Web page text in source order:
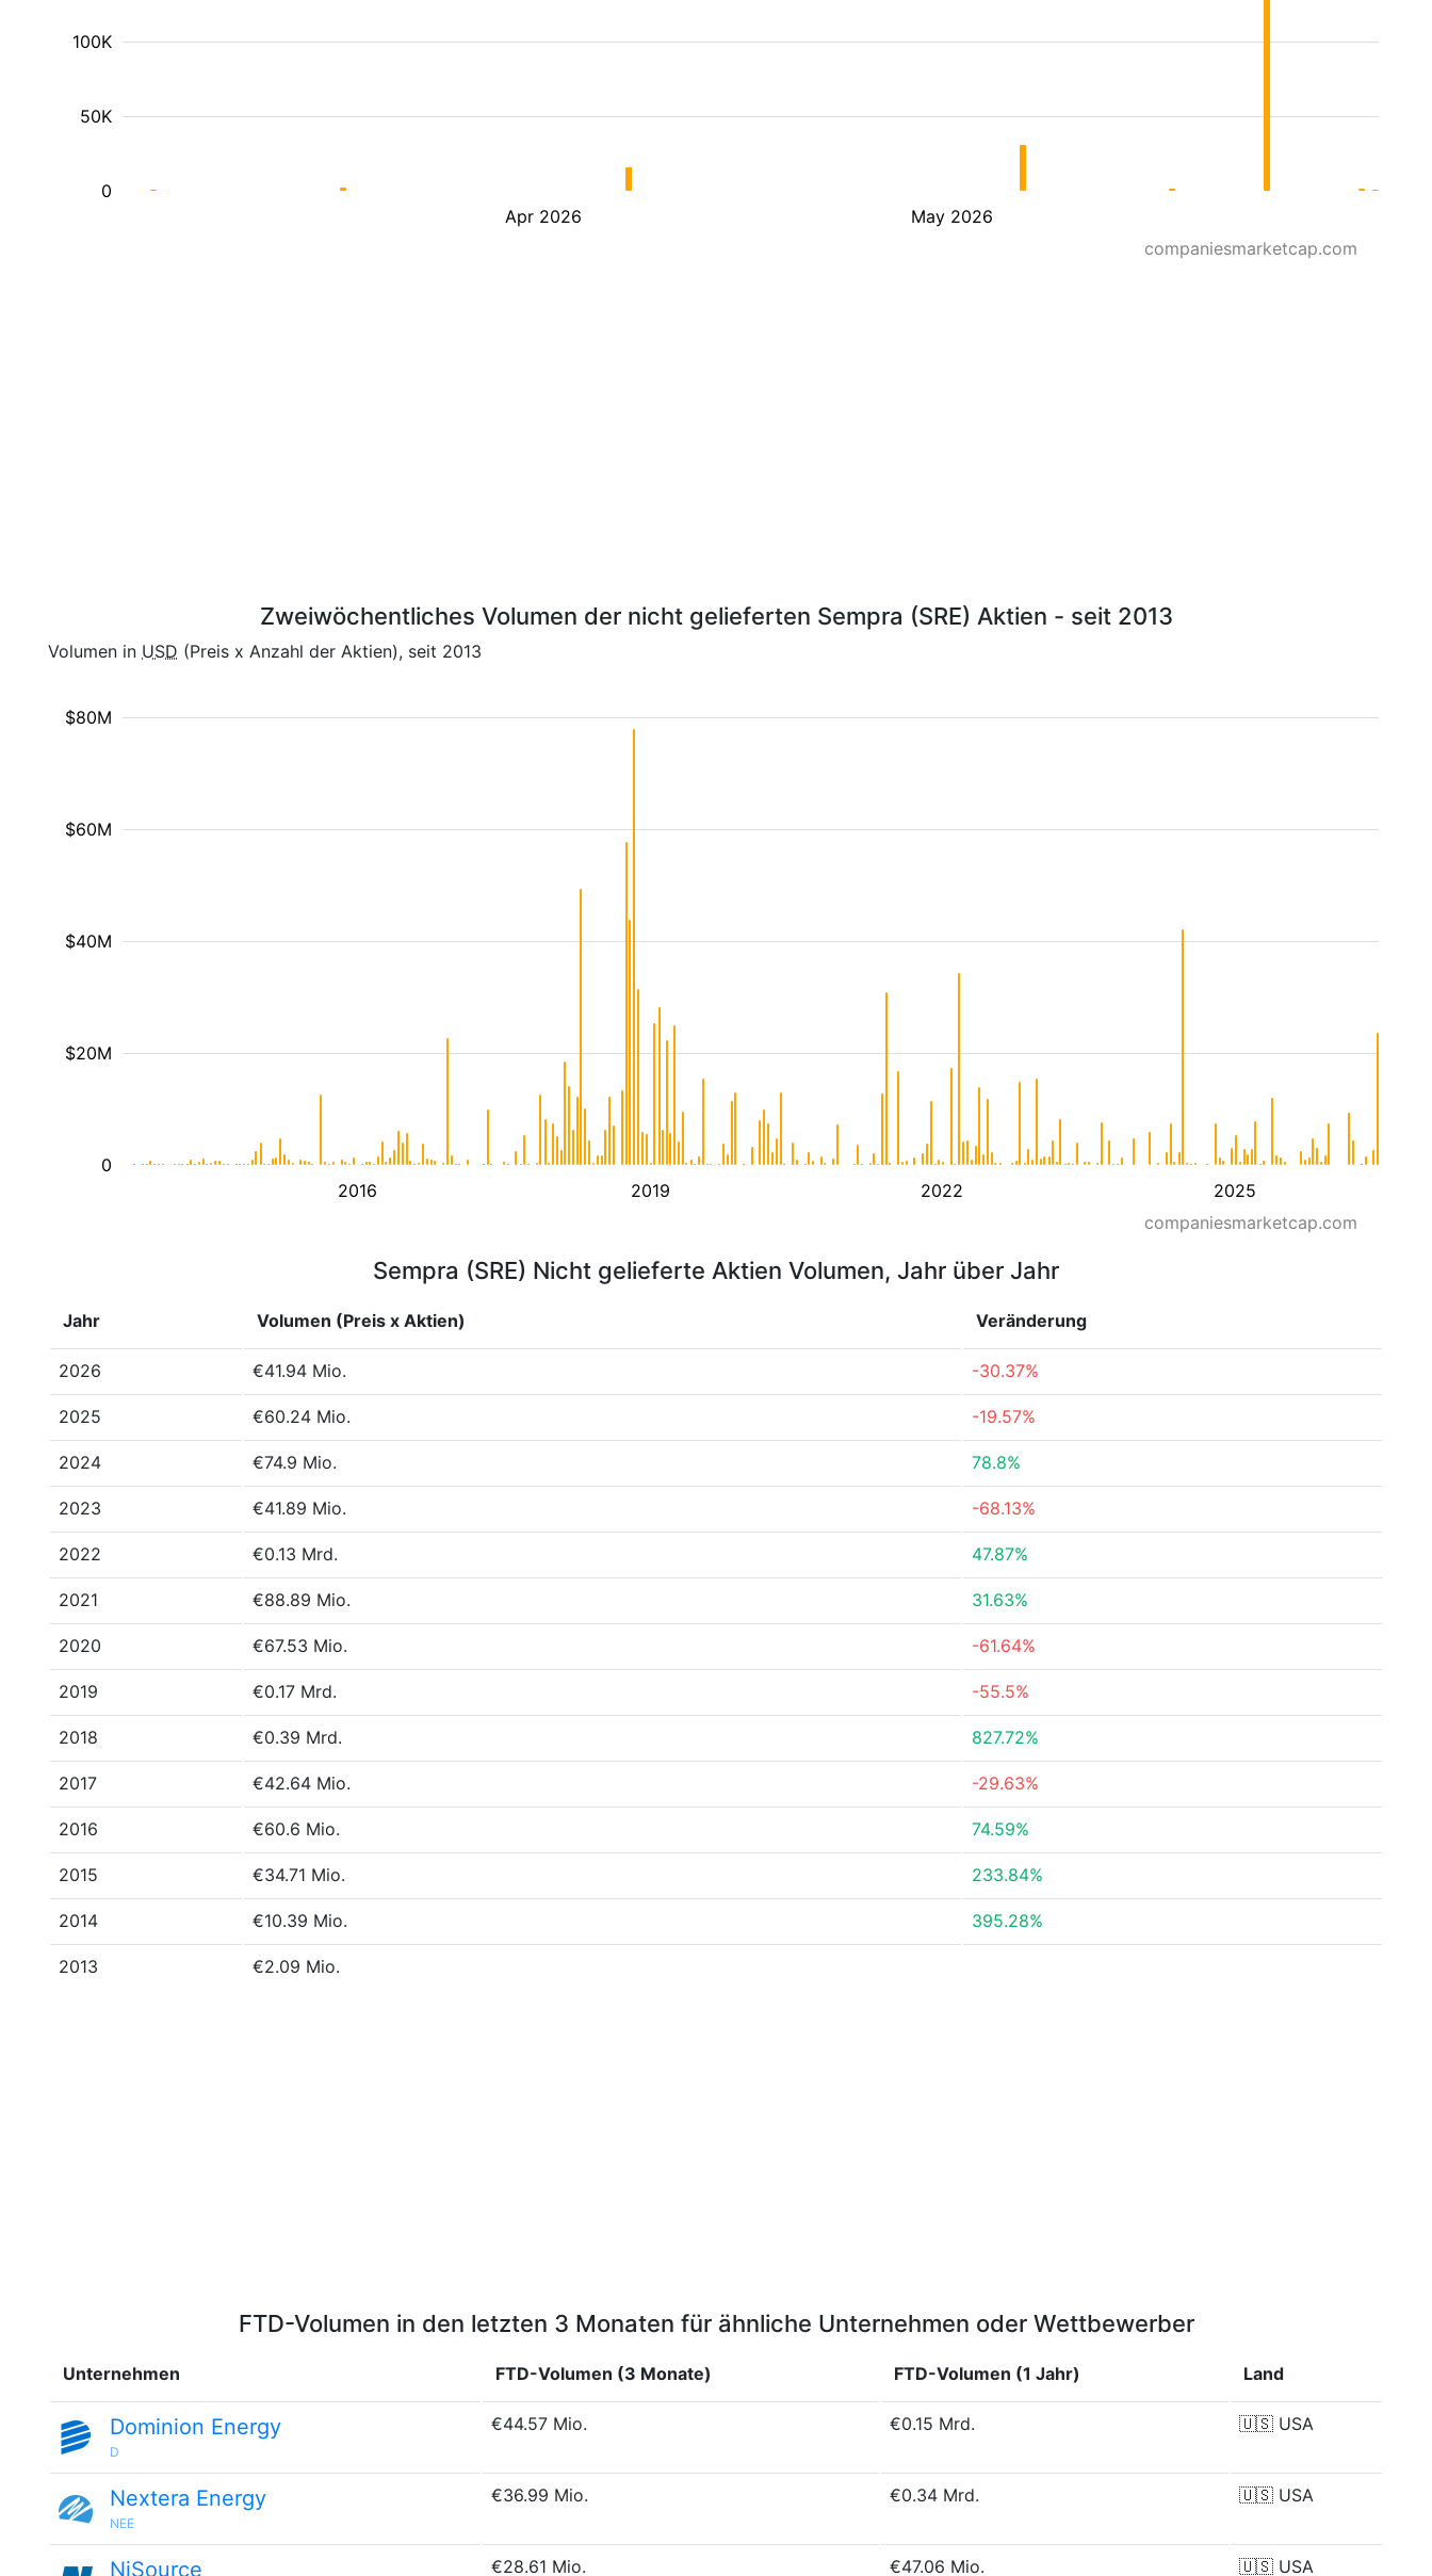
Apr 2026 May 2026
50K
100K
0
companiesmarketcap.com
Zweiwöchentliches Volumen der nicht gelieferten Sempra (SRE) Aktien - seit 2013
Volumen in USD (Preis x Anzahl der Aktien), seit 2013
2016 2019 2022 2025
$20M
$40M
$60M
$80M
0
companiesmarketcap.com
Sempra (SRE) Nicht gelieferte Aktien Volumen, Jahr über Jahr
Jahr Volumen (Preis x Aktien) Veränderung
2026 €41.94 Mio. -30.37%
2025 €60.24 Mio. -19.57%
2024 €74.9 Mio. 78.8%
2023 €41.89 Mio. -68.13%
2022 €0.13 Mrd. 47.87%
2021 €88.89 Mio. 31.63%
2020 €67.53 Mio. -61.64%
2019 €0.17 Mrd. -55.5%
2018 €0.39 Mrd. 827.72%
2017 €42.64 Mio. -29.63%
2016 €60.6 Mio. 74.59%
2015 €34.71 Mio. 233.84%
2014 €10.39 Mio. 395.28%
2013 €2.09 Mio.
FTD-Volumen in den letzten 3 Monaten für ähnliche Unternehmen oder Wettbewerber
Unternehmen FTD-Volumen (3 Monate) FTD-Volumen (1 Jahr) Land
Dominion Energy
D
€44.57 Mio. €0.15 Mrd. 🇺🇸 USA
Nextera Energy
NEE
€36.99 Mio. €0.34 Mrd. 🇺🇸 USA
NiSource €28.61 Mio. €47.06 Mio. 🇺🇸 USA